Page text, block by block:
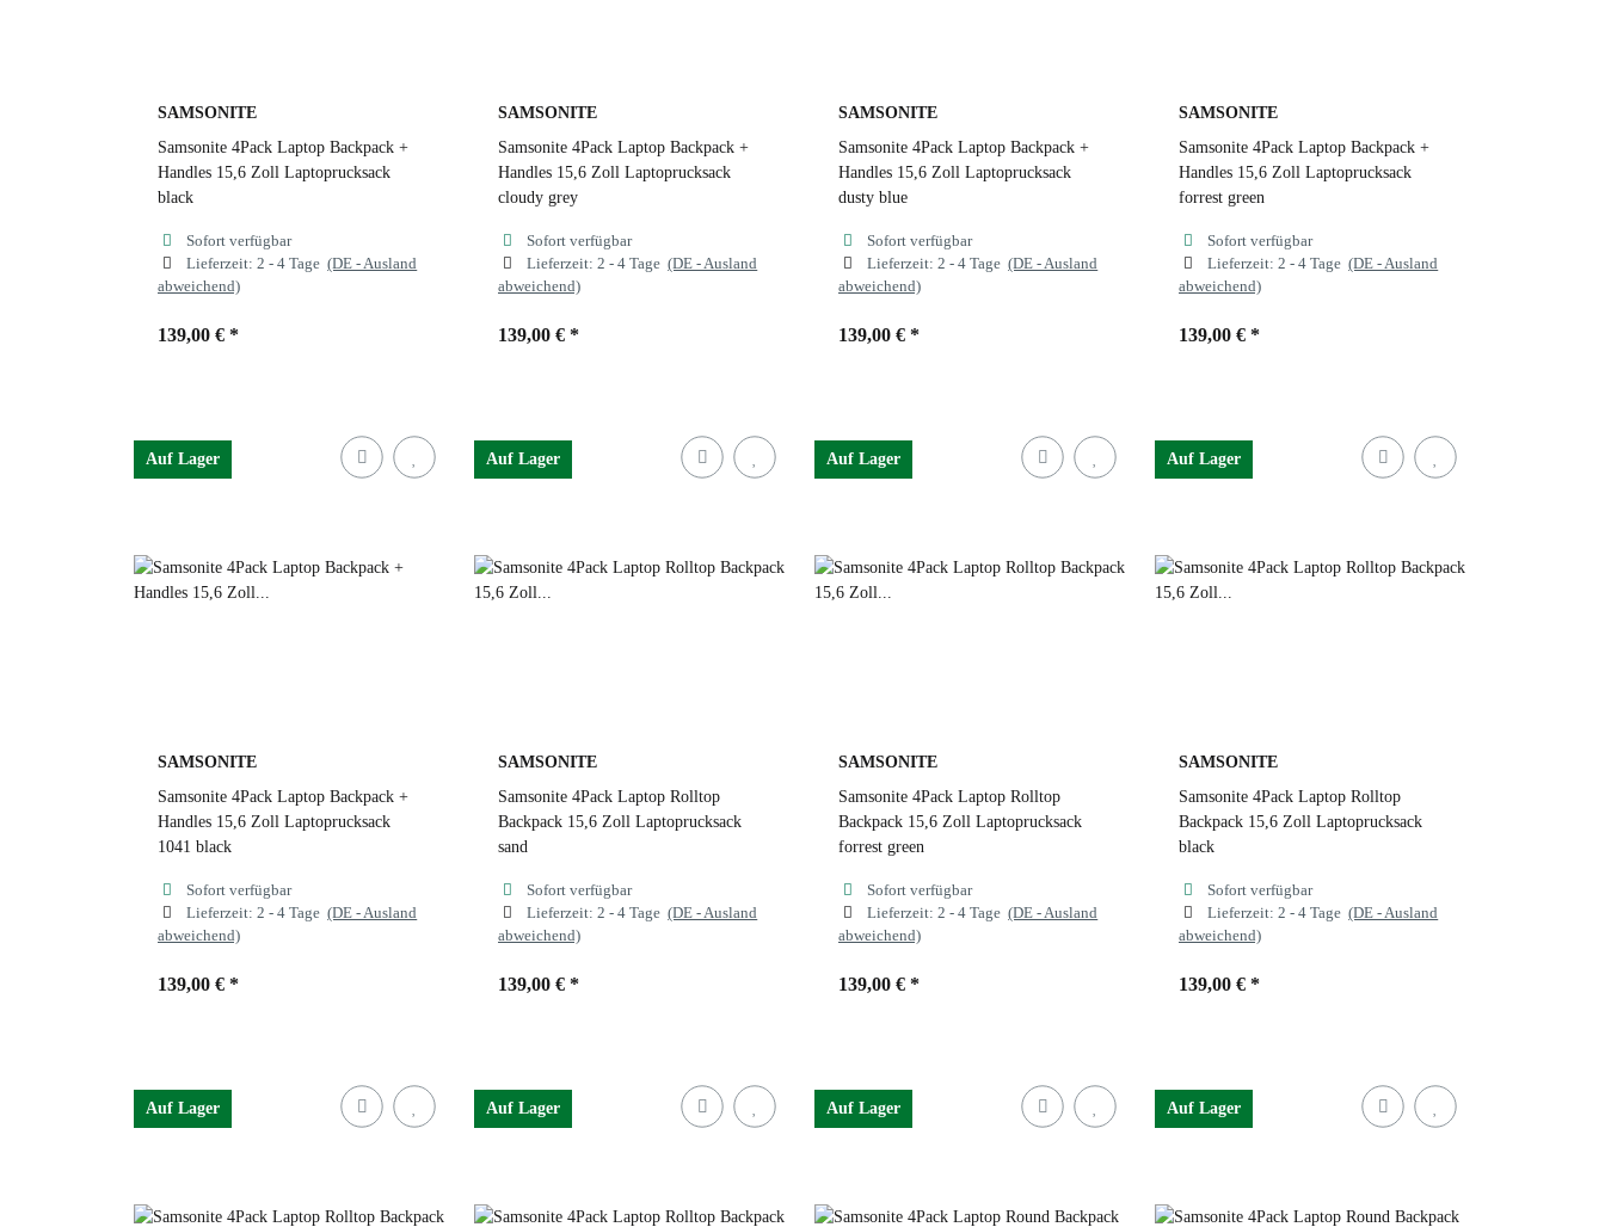
SAMSONITE
Samsonite 4Pack Laptop Backpack +
Handles 15,6 Zoll Laptoprucksack
black
Sofort verfügbar
Lieferzeit:2 - 4 Tage(DE - Ausland
abweichend)
139,00 € *
dusty blueforrest green
SAMSONITE
Samsonite 4Pack Laptop Backpack +
Handles 15,6 Zoll Laptoprucksack
cloudy grey
Sofort verfügbar
Lieferzeit:2 - 4 Tage(DE - Ausland
abweichend)
139,00 € *
dusty blue
SAMSONITE
Samsonite 4Pack Laptop Backpack +
Handles 15,6 Zoll Laptoprucksack
dusty blue
Sofort verfügbar
Lieferzeit:2 - 4 Tage(DE - Ausland
abweichend)
139,00 € *
dusty blue
SAMSONITE
Samsonite 4Pack Laptop Backpack +
Handles 15,6 Zoll Laptoprucksack
forrest green
Sofort verfügbar
Lieferzeit:2 - 4 Tage(DE - Ausland
abweichend)
139,00 € *
dusty blue
Auf Lager
SAMSONITE
Samsonite 4Pack Laptop Backpack +
Handles 15,6 Zoll Laptoprucksack
1041 black
Sofort verfügbar
Lieferzeit:2 - 4 Tage(DE - Ausland
abweichend)
139,00 € *
Auf Lager
SAMSONITE
Samsonite 4Pack Laptop Rolltop
Backpack 15,6 Zoll Laptoprucksack
sand
Sofort verfügbar
Lieferzeit:2 - 4 Tage(DE - Ausland
abweichend)
139,00 € *
Auf Lager
SAMSONITE
Samsonite 4Pack Laptop Rolltop
Backpack 15,6 Zoll Laptoprucksack
forrest green
Sofort verfügbar
Lieferzeit:2 - 4 Tage(DE - Ausland
abweichend)
139,00 € *
Auf Lager
SAMSONITE
Samsonite 4Pack Laptop Rolltop
Backpack 15,6 Zoll Laptoprucksack
black
Sofort verfügbar
Lieferzeit:2 - 4 Tage(DE - Ausland
abweichend)
139,00 € *
Auf Lager Auf Lager Auf Lager Auf Lager